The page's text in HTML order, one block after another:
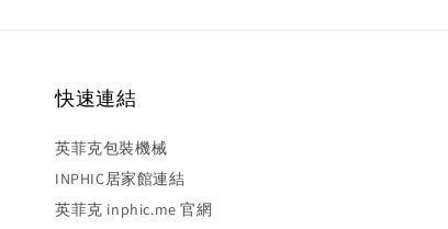
快速連結
英菲克包裝機械
INPHIC居家館連結
英菲克 inphic.me 官網